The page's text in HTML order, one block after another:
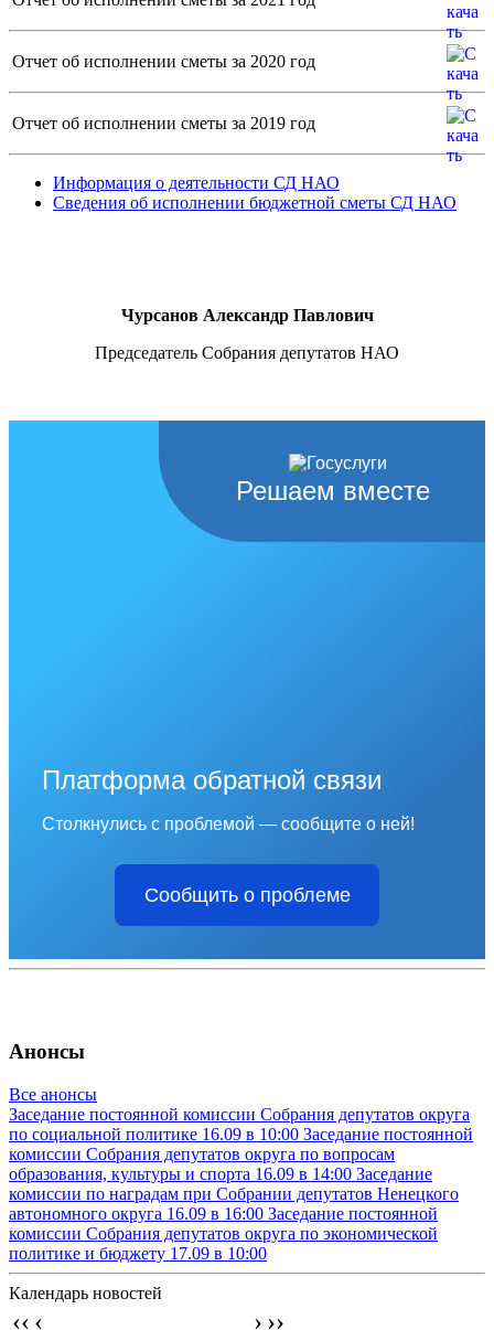
Отчет об исполнении сметы за 2020 год
Отчет об исполнении сметы за 2019 год
Информация о деятельности СД НАО
Сведения об исполнении бюджетной сметы СД НАО
Чурсанов Александр Павлович
Председатель Собрания депутатов НАО
Решаем вместе
Платформа обратной связи
Столкнулись с проблемой — сообщите о ней!
Сообщить о проблеме
Анонсы
Все анонсы
Заседание постоянной комиссии Собрания депутатов округа
по социальной политике 16.09 в 10:00 Заседание постоянной
комиссии Собрания депутатов округа по вопросам
образования, культуры и спорта 16.09 в 14:00 Заседание
комиссии по наградам при Собрании депутатов Ненецкого
автономного округа 16.09 в 16:00 Заседание постоянной
комиссии Собрания депутатов округа по экономической
политике и бюджету 17.09 в 10:00
Календарь новостей
‹‹ ‹ › ››